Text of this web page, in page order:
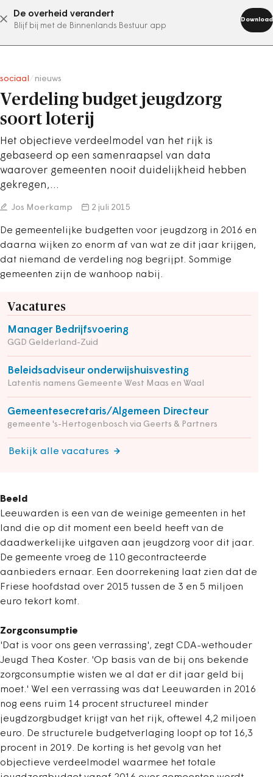
De overheid verandert
Blijf bij met de Binnenlands Bestuur app
Download
abonneer nu
sociaal nieuws
Verdeling budget jeugdzorg
soort loterij
Het objectieve verdeelmodel van het rijk is
gebaseerd op een samenraapsel van data
waarover gemeenten nooit duidelijkheid hebben
gekregen,…
Jos Moerkamp 2 juli 2015
De gemeentelijke budgetten voor jeugdzorg in 2016 en
daarna wijken zo enorm af van wat ze dit jaar krijgen,
dat niemand de verdeling nog begrijpt. Sommige
gemeenten zijn de wanhoop nabij.
Vacatures
Manager Bedrijfsvoering
GGD Gelderland-Zuid
Beleidsadviseur onderwijshuisvesting
Latentis namens Gemeente West Maas en Waal
Gemeentesecretaris/Algemeen Directeur
gemeente 's-Hertogenbosch via Geerts & Partners
Bekijk alle vacatures
Beeld
Leeuwarden is een van de weinige gemeenten in het
land die op dit moment een beeld heeft van de
daadwerkelijke uitgaven aan jeugdzorg voor dit jaar.
De gemeente vroeg de 110 gecontracteerde
aanbieders ernaar. Een doorrekening laat zien dat de
Friese hoofdstad over 2015 tussen de 3 en 5 miljoen
euro tekort komt.
Zorgconsumptie
'Dat is voor ons geen verrassing', zegt CDA-wethouder
Jeugd Thea Koster. 'Op basis van de bij ons bekende
zorgconsumptie wisten we al dat er dit jaar geld bij
moet.' Wel een verrassing was dat Leeuwarden in 2016
nog eens ruim 14 procent structureel minder
jeugdzorgbudget krijgt van het rijk, oftewel 4,2 miljoen
euro. De structurele budgetverlaging loopt op tot 16,3
procent in 2019. De korting is het gevolg van het
objectieve verdeelmodel waarmee het totale